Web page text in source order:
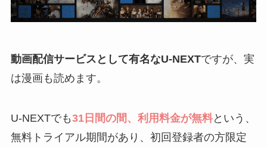
動画配信サービスとして有名なU-NEXTですが、実
は漫画も読めます。
U-NEXTでも31日間の間、利用料金が無料という、
無料トライアル期間があり、初回登録者の方限定